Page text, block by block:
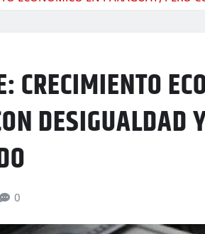
DESIGUALDAD
0